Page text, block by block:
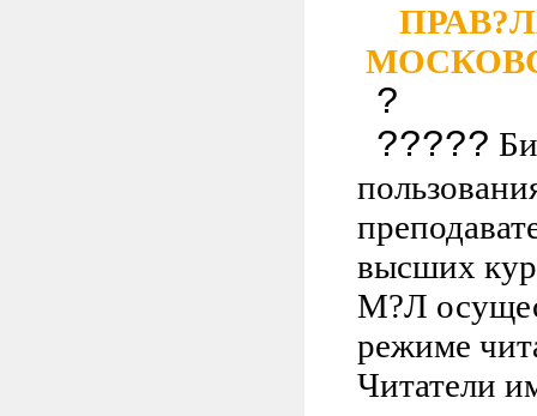
?
?????
высших
М?Л
режиме
Читатели